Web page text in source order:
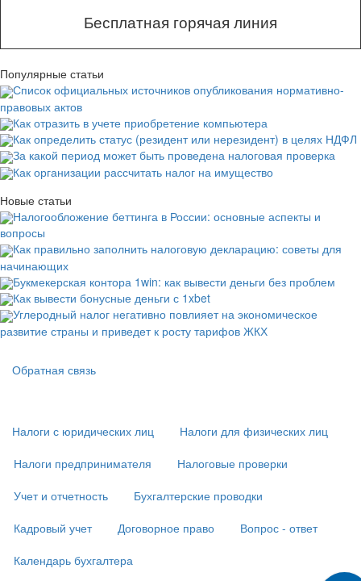
Бесплатная горячая линия
Популярные статьи
Список официальных источников опубликования нормативно-
правовых актов
Как отразить в учете приобретение компьютера
Как определить статус (резидент или нерезидент) в целях НДФЛ
За какой период может быть проведена налоговая проверка
Как организации рассчитать налог на имущество
Новые статьи
Налогообложение беттинга в России: основные аспекты и
вопросы
Как правильно заполнить налоговую декларацию: советы для
начинающих
Букмекерская контора 1win: как вывести деньги без проблем
Как вывести бонусные деньги с 1xbet
Углеродный налог негативно повлияет на экономическое
развитие страны и приведет к росту тарифов ЖКХ
Обратная связь
подвале)
Налоги с юридических лиц
Налоги для физических лиц
Налоги предпринимателя
Налоговые проверки
Учет и отчетность
Бухгалтерские проводки
Кадровый учет
Договорное право
Вопрос - ответ
Календарь бухгалтера